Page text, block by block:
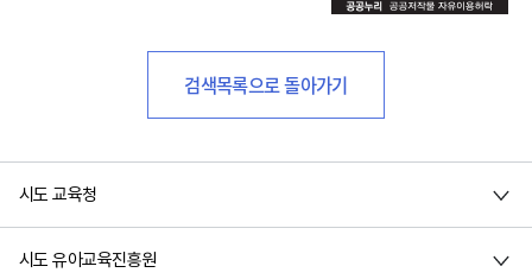
검색목록으로 돌아가기
시도 교육청
시도 유아교육진흥원